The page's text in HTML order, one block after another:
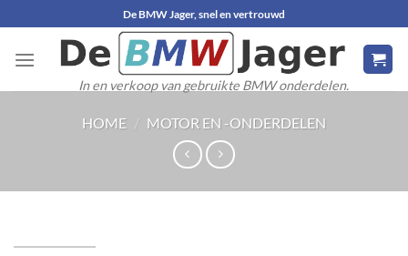
naar
inhoud
De BMW Jager, snel en vertrouwd
In en verkoop van gebruikte BMW onderdelen.
HOME / MOTOR EN -ONDERDELEN